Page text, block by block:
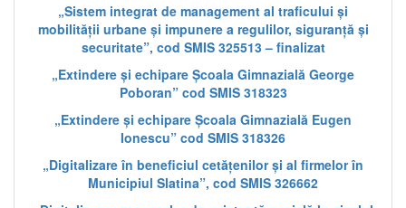
„Sistem integrat de management al traficului și
mobilității urbane și impunere a regulilor, siguranță și
securitate”, cod SMIS 325513 – finalizat
„Extindere și echipare Școala Gimnazială George
Poboran” cod SMIS 318323
„Extindere și echipare Școala Gimnazială Eugen
Ionescu” cod SMIS 318326
„Digitalizare în beneficiul cetățenilor și al firmelor în
Municipiul Slatina”, cod SMIS 326662